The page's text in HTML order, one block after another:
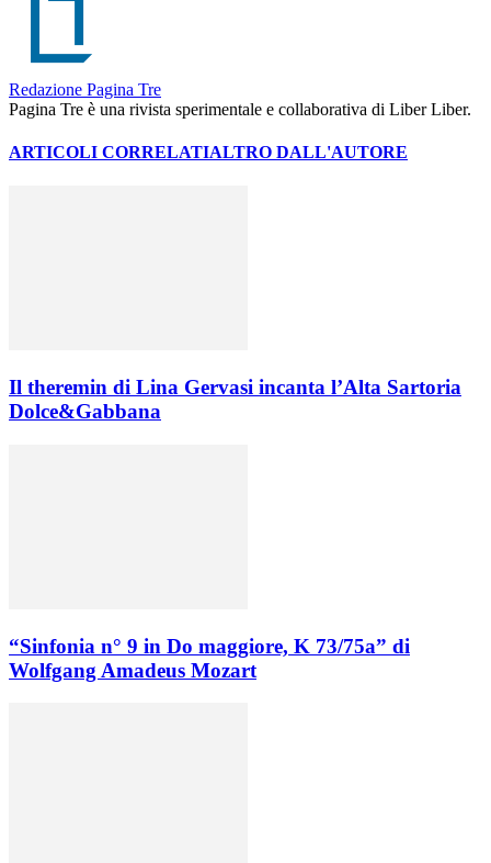
Redazione Pagina Tre
Pagina Tre è una rivista sperimentale e collaborativa di Liber Liber.
ARTICOLI CORRELATIALTRO DALL'AUTORE
Il theremin di Lina Gervasi incanta l’Alta Sartoria
Dolce&Gabbana
“Sinfonia n° 9 in Do maggiore, K 73/75a” di
Wolfgang Amadeus Mozart